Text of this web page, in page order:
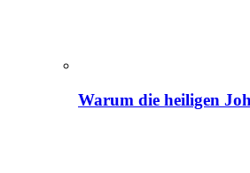
Warum die heiligen